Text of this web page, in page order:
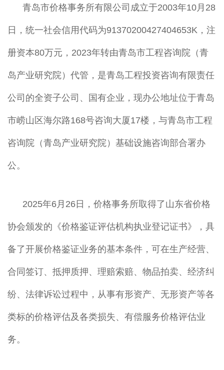
青岛市价格事务所有限公司成立于2003年10月28
日，统一社会信用代码为91370200427404653K，注
册资本80万元，2023年转由青岛市工程咨询院（青
岛产业研究院）代管，是青岛工程投资咨询有限责任
公司的全资子公司、国有企业，现办公地址位于青岛
市崂山区海尔路168号咨询大厦17楼，与青岛市工程
咨询院（青岛产业研究院）基础设施咨询部合署办
公。
2025年6月26日，价格事务所取得了山东省价格
协会颁发的《价格鉴证评估机构执业登记证书》，具
备了开展价格鉴证业务的基本条件，可在生产经营、
合同签订、抵押质押、理赔索赔、物品拍卖、经济纠
纷、法律诉讼过程中，从事有形资产、无形资产等各
类标的价格评估及各类损失、有偿服务价格评估业
务。